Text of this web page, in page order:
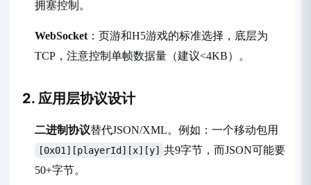
拥塞控制。
WebSocket ：页游和H5游戏的标准选择，底层为
TCP，注意控制单帧数据量（建议<4KB）。
2. 应用层协议设计
二进制协议替代JSON/XML。例如：一个移动包用
[0x01][playerId][x][y] 共9字节，而JSON可能要
50+字节。